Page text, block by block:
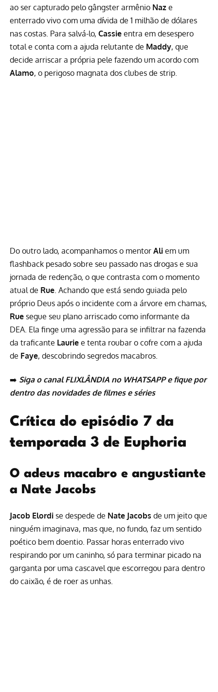
ao ser capturado pelo gângster armênio Naz e
enterrado vivo com uma dívida de 1 milhão de dólares
nas costas. Para salvá-lo, Cassie entra em desespero
total e conta com a ajuda relutante de Maddy, que
decide arriscar a própria pele fazendo um acordo com
Alamo, o perigoso magnata dos clubes de strip.
Do outro lado, acompanhamos o mentor Ali em um
flashback pesado sobre seu passado nas drogas e sua
jornada de redenção, o que contrasta com o momento
atual de Rue . Achando que está sendo guiada pelo
próprio Deus após o incidente com a árvore em chamas,
Rue segue seu plano arriscado como informante da
DEA. Ela finge uma agressão para se infiltrar na fazenda
da traficante Laurie e tenta roubar o cofre com a ajuda
de Faye, descobrindo segredos macabros.
➡️ Siga o canal FLIXLÂNDIA no WHATSAPPe fique por
dentro das novidades de filmese séries
Crítica do episódio 7 da
temporada 3 de Euphoria
O adeus macabro e angustiante
a Nate Jacobs
Jacob Elordi se despede de Nate Jacobs de um jeito que
ninguém imaginava, mas que, no fundo, faz um sentido
poético bem doentio. Passar horas enterrado vivo
respirando por um caninho, só para terminar picado na
garganta por uma cascavel que escorregou para dentro
do caixão, é de roer as unhas.